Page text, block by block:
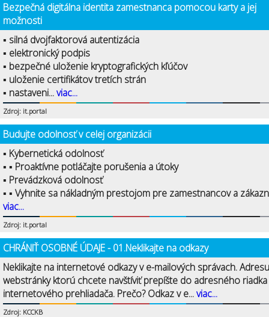
Bezpečná digitálna identita zamestnanca pomocou karty a jej
možnosti
▪ silná dvojfaktorová autentizácia
▪ elektronický podpis
▪ bezpečné uloženie kryptografických kľúčov
▪ uloženie certifikátov tretích strán
▪ nastaveni...viac...
Zdroj: it.portal
Budujte odolnosť v celej organizácii
▪ Kybernetická odolnosť
▪ ▪ Proaktívne potláčajte porušenia a útoky
▪ Prevádzková odolnosť
▪ ▪ Vyhnite sa nákladným prestojom pre zamestnancov a
viac...
Zdroj: it.portal
CHRÁNIŤ OSOBNÉ ÚDAJE - 01.Neklikajte na odkazy
Neklikajte na internetové odkazy v e-mailových správach. Adresu
webstránky ktorú chcete navštíviť prepíšte do adresného riadka
internetového prehliadača. Prečo? Odkaz v e...viac...
Zdroj: KCCKB